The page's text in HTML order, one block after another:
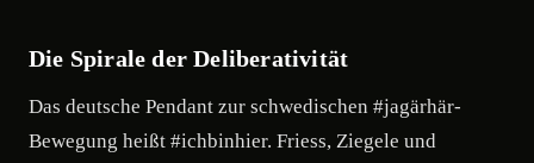
Die Spirale der Deliberativität
Das deutsche Pendant zur schwedischen #jagärhär-
Bewegung heißt #ichbinhier. Friess, Ziegele und